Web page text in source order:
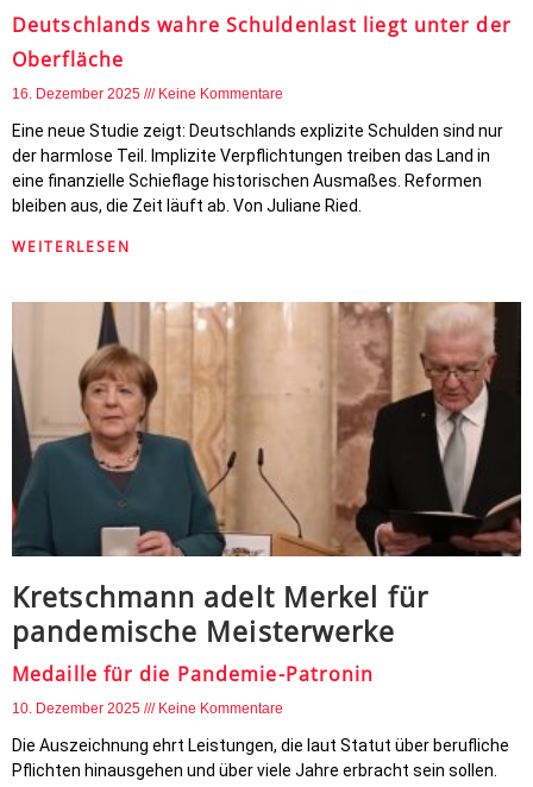
Deutschlands wahre Schuldenlast liegt unter der
Oberfläche
16. Dezember 2025 Keine Kommentare
Eine neue Studie zeigt: Deutschlands explizite Schulden sind nur
der harmlose Teil. Implizite Verpflichtungen treiben das Land in
eine finanzielle Schieflage historischen Ausmaßes. Reformen
bleiben aus, die Zeit läuft ab. Von Juliane Ried.
WEITERLESEN
Kretschmann adelt Merkel für
pandemische Meisterwerke
Medaille für die Pandemie-Patronin
10. Dezember 2025 Keine Kommentare
Die Auszeichnung ehrt Leistungen, die laut Statut über berufliche
Pflichten hinausgehen und über viele Jahre erbracht sein sollen.